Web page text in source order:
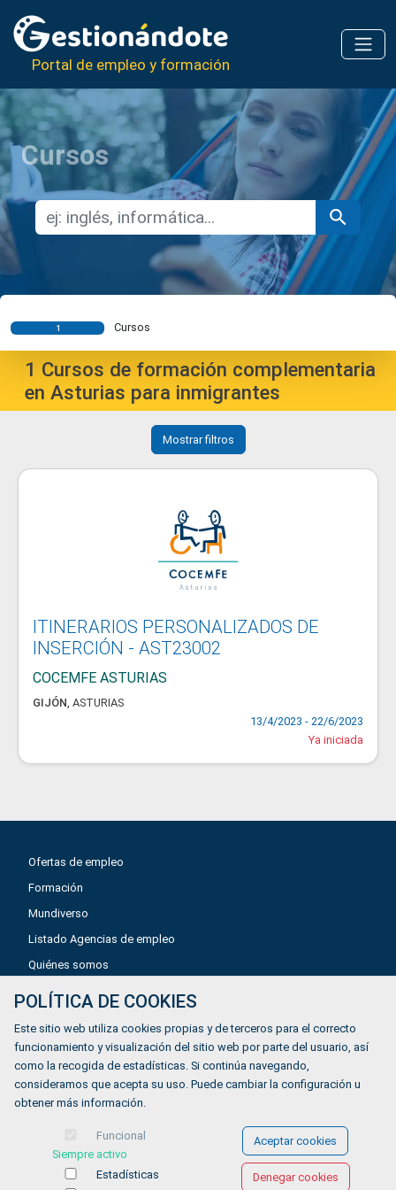
Portal de empleo y formación
Cursos
1 Cursos
1 Cursos de formación complementaria
en Asturias para inmigrantes
Mostrar filtros
ITINERARIOS PERSONALIZADOS DE
INSERCIÓN - AST23002
COCEMFE ASTURIAS
GIJÓN, ASTURIAS
13/4/2023 - 22/6/2023
Ya iniciada
Ofertas de empleo
Formación
Mundiverso
Listado Agencias de empleo
Quiénes somos
Política de privacidad
Política de Cookies
Accesibilidad
POLÍTICA DE COOKIES
Este sitio web utiliza cookies propias y de terceros para el correcto
funcionamiento y visualización del sitio web por parte del usuario, así
como la recogida de estadísticas. Si continúa navegando,
consideramos que acepta su uso. Puede cambiar la configuración u
obtener más información.
Funcional
Siempre activo
Estadísticas
Aceptar cookies
Denegar cookies